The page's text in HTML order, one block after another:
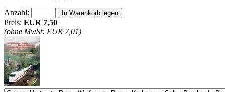
Anzahl:
Preis: EUR 7,50
(ohne MwSt: EUR 7,01)